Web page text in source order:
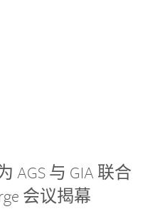
AGS 与 GIA 联合
会议揭幕